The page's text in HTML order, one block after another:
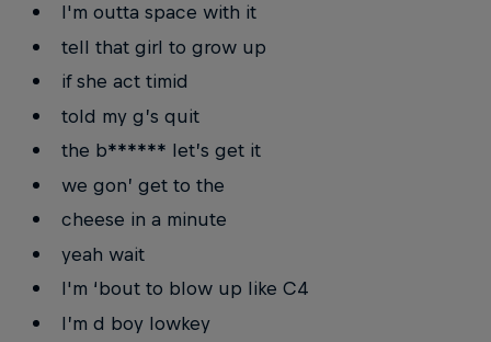
I'm outta space with it
tell that girl to grow up
if she act timid
told my g’s quit
the b****** let’s get it
we gon’ get to the
cheese in a minute
yeah wait
I'm ‘bout to blow up like C4
I’m d boy lowkey